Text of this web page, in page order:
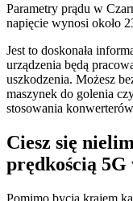
Parametry prądu w
napięcie wynosi około
Jest to doskonała
urządzenia będą
uszkodzenia. Możesz
maszynek do golenia
stosowania
Ciesz się
prędkością
Pomimo bycia krajem